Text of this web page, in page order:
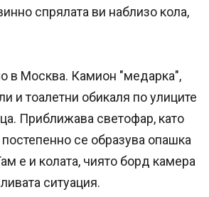
спрялата ви наблизо кола,
в Москва. Камион "медарка",
и тоалетни обикаля по улиците
Приближава светофар, като
се образува опашка
е и колата, чиято борд камера
ситуация.